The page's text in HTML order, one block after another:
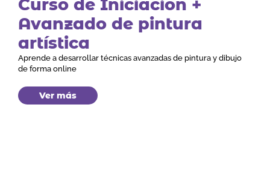
Curso de Iniciación +
Avanzado de pintura
artística
Aprende a desarrollar técnicas avanzadas de pintura y dibujo
de forma online
Ver más